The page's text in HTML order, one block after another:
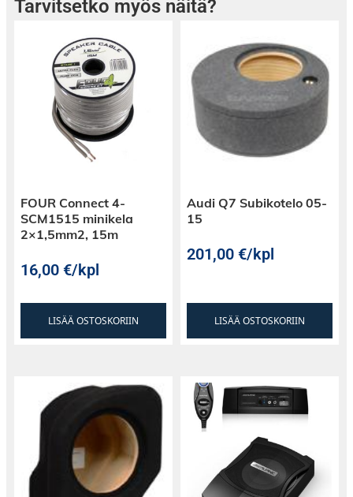
Tarvitsetko myös näitä?
FOUR Connect 4-
SCM1515 minikela
2×1,5mm2, 15m
16,00€/kpl
LISÄÄ OSTOSKORIIN
Audi Q7 Subikotelo 05-
15
201,00€/kpl
LISÄÄ OSTOSKORIIN